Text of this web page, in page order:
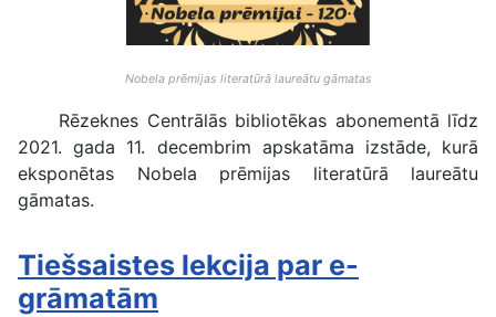
Nobela prēmijas literatūrā laureātu gāmatas
Rēzeknes Centrālās bibliotēkas abonementā līdz
2021. gada 11. decembrim apskatāma izstāde, kurā
eksponētas Nobela prēmijas literatūrā laureātu
gāmatas.
Tiešsaistes lekcija par e-
grāmatām